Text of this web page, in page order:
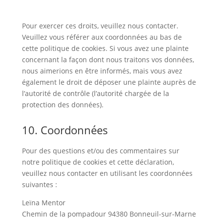
Pour exercer ces droits, veuillez nous contacter.
Veuillez vous référer aux coordonnées au bas de
cette politique de cookies. Si vous avez une plainte
concernant la façon dont nous traitons vos données,
nous aimerions en être informés, mais vous avez
également le droit de déposer une plainte auprès de
l’autorité de contrôle (l’autorité chargée de la
protection des données).
10. Coordonnées
Pour des questions et/ou des commentaires sur
notre politique de cookies et cette déclaration,
veuillez nous contacter en utilisant les coordonnées
suivantes :
Leïna Mentor
Chemin de la pompadour 94380 Bonneuil-sur-Marne